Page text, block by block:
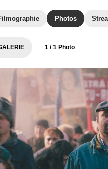
Photos
1 / 1 Photo